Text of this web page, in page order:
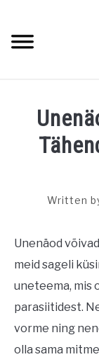
content
SPIRITUAL
DREAM
ASTROLOGY
CONTACT US
Written
Unenäod
meid sageli
uneteema, mis
parasiitidest.
vorme ning
olla sama